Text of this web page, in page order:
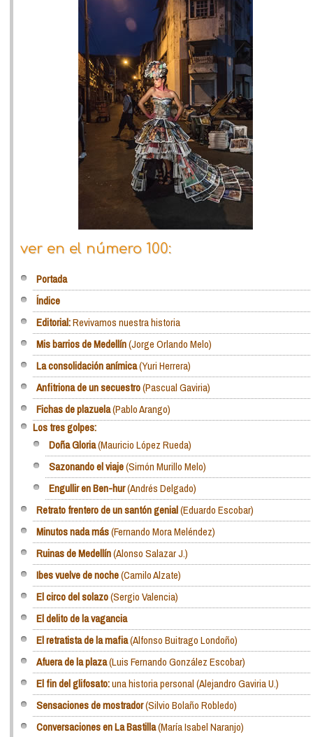
ver en el número 100:
Portada
Índice
Editorial:Revivamos nuestra historia
Mis barrios de Medellín(Jorge Orlando Melo)
La consolidación anímica(Yuri Herrera)
Anfitriona de un secuestro(Pascual Gaviria)
Fichas de plazuela(Pablo Arango)
Los tres golpes:
Doña Gloria(Mauricio López Rueda)
Sazonando el viaje(Simón Murillo Melo)
Engullir en Ben-hur(Andrés Delgado)
Retrato frentero de un santón genial(Eduardo Escobar)
Minutos nada más(Fernando Mora Meléndez)
Ruinas de Medellín(Alonso Salazar J.)
Ibes vuelve de noche(Camilo Alzate)
El circo del solazo(Sergio Valencia)
El delito de la vagancia
El retratista de la mafia(Alfonso Buitrago Londoño)
Afuera de la plaza(Luis Fernando González Escobar)
El fin del glifosato:una historia personal (Alejandro Gaviria U.)
Sensaciones de mostrador(Silvio Bolaño Robledo)
Conversaciones en La Bastilla(María Isabel Naranjo)